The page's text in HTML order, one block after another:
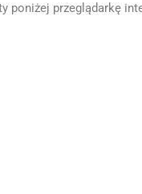
poniżej przeglądarkę